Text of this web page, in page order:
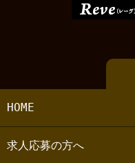
HOME
求人応募の方へ